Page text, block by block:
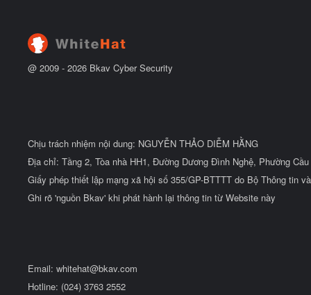
@ 2009 - 2026 Bkav Cyber Security
Chịu trách nhiệm nội dung: NGUYỄN THẢO DIỄM HẰNG
Địa chỉ: Tầng 2, Tòa nhà HH1, Đường Dương Đình Nghệ, Phường
Giấy phép thiết lập mạng xã hội số 355/GP-BTTTT do Bộ Thông tin
Ghi rõ 'nguồn Bkav' khi phát hành lại thông tin từ Website này
Email: whitehat@bkav.com
Hotline: (024) 3763 2552